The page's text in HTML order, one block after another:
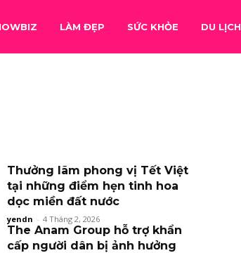
LÀM ĐẸP SỨC KHỎE DU
Thưởng lãm phong vị Tết Việt
tại những điểm hẹn tinh hoa
dọc miền đất nước
yendn - 4 Tháng 2, 2026
The Anam Group hỗ trợ khẩn
cấp người dân bị ảnh hưởng